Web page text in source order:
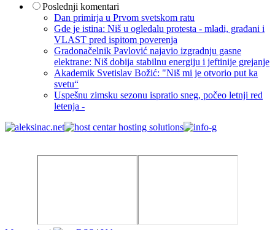
Poslednji komentari
Dan primirja u Prvom svetskom ratu
Gde je istina: Niš u ogledalu protesta - mladi, građani i
VLAST pred ispitom poverenja
Gradonačelnik Pavlović najavio izgradnju gasne
elektrane: Niš dobija stabilnu energiju i jeftinije grejanje
Akademik Svetislav Božić: "Niš mi je otvorio put ka
svetu“
Uspešnu zimsku sezonu ispratio sneg, počeo letnji red
letenja -